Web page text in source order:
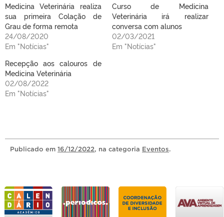
Medicina Veterinária realiza
sua primeira Colação de
Grau de forma remota
24/08/2020
Em "Notícias"
Curso de Medicina
Veterinária irá realizar
conversa com alunos
02/03/2021
Em "Notícias"
Recepção aos calouros de
Medicina Veterinária
02/08/2022
Em "Notícias"
Publicado em 16/12/2022, na categoria Eventos.